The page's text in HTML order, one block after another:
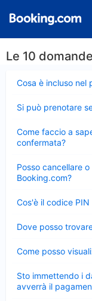
Le 10
Cosa è incluso nel
chiuso
Si può prenotare
chiuso
Come faccio a
confermata?
chiuso
Posso cancellare
Booking.com?
chiuso
Cos'è il codice
chiuso
Dove posso
chiuso
Come posso
chiuso
Sto immettendo i
avverrà il
chiuso